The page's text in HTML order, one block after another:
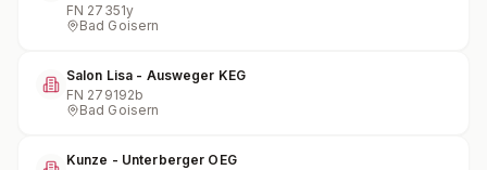
FN 27351y
Bad Goisern
Salon Lisa - Ausweger KEG
FN 279192b
Bad Goisern
Kunze - Unterberger OEG